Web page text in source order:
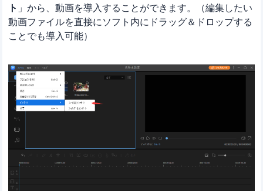
ト 」から、動画を導入することができます。（編集したい
動画ファイルを直接にソフト内にドラッグ＆ドロップする
ことでも導入可能）